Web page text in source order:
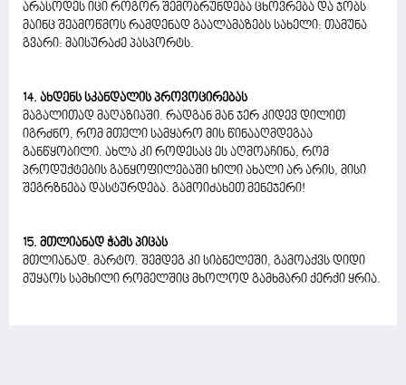
არასოდეს იცი როგორ შემობრუნდება ცხოვრება და ჯობს
მაინც შეამოწმოს რამდენად გაალამაზებს სახელი: თამუნა
გვარი: მაისურაძე პასპორტს.
14. ახდენს სკანდალის პროვოცირებას
მაგალითად მაღაზიაში. რადგან მან ჯერ კიდევ დილით
იგრძნო, რომ მთელი სამყარო მის წინააღმდეგაა
განწყობილი. ახლა კი როდესაც ეს აღმოაჩინა, რომ
პროდუქტების განყოფილებაში ხილი ახალი არ არის, მისი
შეგრზნება დასტურდება. გამოიძახეთ მენეჯერი!
15. მთლიანად ჭამს პიცას
მთლიანად. მარტო. შემდეგ კი სიბნელეში, გამოაქვს დიდი
მუყაოს სამხილი რომელშიც მხოლოდ გამხმარი ქერქი ყრია.